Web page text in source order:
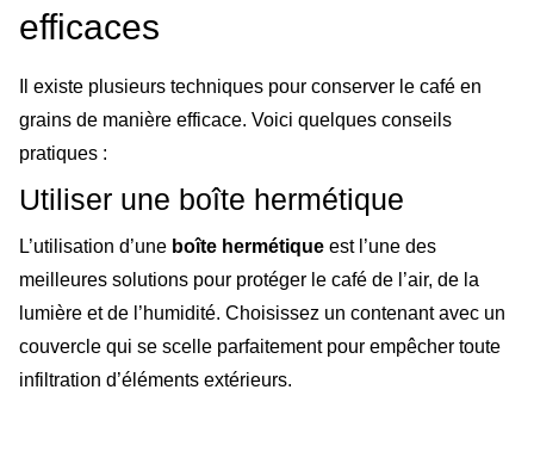
efficaces
Il existe plusieurs techniques pour conserver le café en
grains de manière efficace. Voici quelques conseils
pratiques :
Utiliser une boîte hermétique
L’utilisation d’une boîte hermétique est l’une des
meilleures solutions pour protéger le café de l’air, de la
lumière et de l’humidité. Choisissez un contenant avec un
couvercle qui se scelle parfaitement pour empêcher toute
infiltration d’éléments extérieurs.